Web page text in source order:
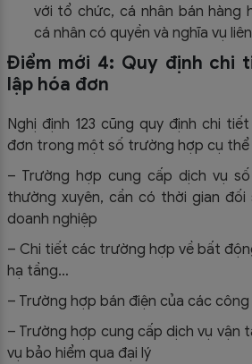
với tổ chức, cá nhân bán hàng
cá nhân có quyền và nghĩa vụ
Điểm mới 4: Quy định chi
lập hóa đơn
Nghị định 123 cũng quy định chi
đơn trong một số trường hợp cụ thể
– Trường hợp cung cấp dịch vụ
thường xuyên, cần có thời gian
doanh nghiệp
– Chi tiết các trường hợp về bất
hạ tầng…
– Trường hợp bán điện của các
– Trường hợp cung cấp dịch vụ vận
vụ bảo hiểm qua đại lý